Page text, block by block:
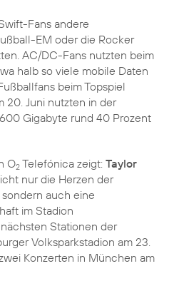
Fans andere
EM oder die Rocker
AC/DC-Fans nutzten beim
halb so viele mobile Daten
beim Topspiel
20. Juni nutzten in der
Gigabyte rund 40 Prozent
O2 Telefónica zeigt: Taylor
nur die Herzen der
auch eine
im Stadion
Stationen der
Volksparkstadion am 23.
Konzerten in München am